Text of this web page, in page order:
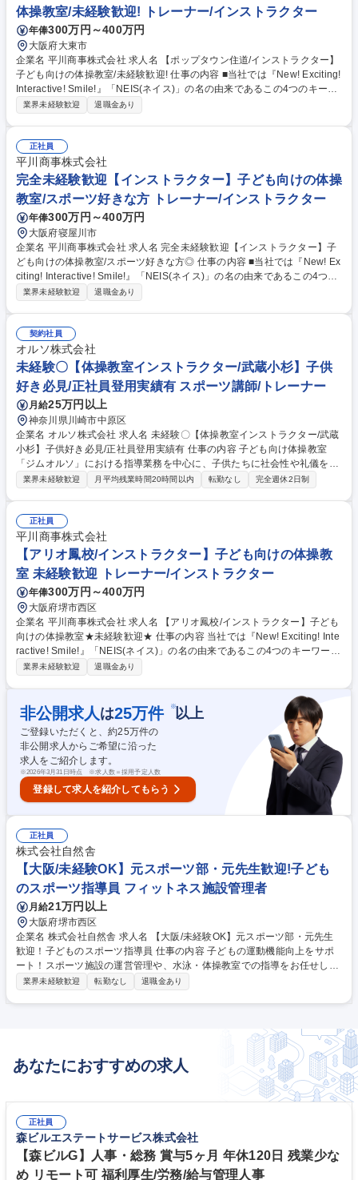
体操教室/未経験歓迎! トレーナー/インストラクター
年俸300万円～400万円
大阪府大東市
企業名 平川商事株式会社 求人名 【ポップタウン住道/インストラクター】
子ども向けの体操教室/未経験歓迎! 仕事の内容 ■当社では『New! Exciting!
Interactive! Smile!』「NEIS(ネイス)」の名の由来であるこの4つのキーワ
ードを合言葉に、心と体の健康作りのお手伝いをしております！ 【具体的
ンとした体操教室で、指導から教室運営まで幅広く活躍することができま
す。ネイス本部の研修プログラムがあるので、未経験の方でも無理なく業
務が覚えられる環境です。 募集職種 【ポップタウン住道/インストラクタ
ー】子ども向けの体操教室/未経験歓迎!
業界未経験歓迎 退職金あり
正社員
平川商事株式会社
完全未経験歓迎【インストラクター】子ども向けの体操
教室/スポーツ好きな方 トレーナー/インストラクター
年俸300万円～400万円
大阪府寝屋川市
企業名 平川商事株式会社 求人名 完全未経験歓迎【インストラクター】子
ども向けの体操教室/スポーツ好きな方◎ 仕事の内容 ■当社では『New! Ex
citing! Interactive! Smile!』「NEIS(ネイス)」の名の由来であるこの4つの
キーワードを合言葉に、心と体の健康作りのお手伝いをしております。
童をメインとした体操教室で、指導から教室運営まで幅広く活躍すること
ができます。ネイス本部の研修プログラムがあるので、未経験の方でも無
理なく業務が覚えられる環境です。 募集職種 完全未経験歓迎【インスト
ラクター】子ども向けの体操教室/スポーツ好きな方◎
業界未経験歓迎 退職金あり
契約社員
オルソ株式会社
未経験〇【体操教室インストラクター/武蔵小杉】子供
好き必見/正社員登用実績有 スポーツ講師/トレーナー
月給25万円以上
神奈川県川崎市中原区
企業名 オルソ株式会社 求人名 未経験〇【体操教室インストラクター/武蔵
小杉】子供好き必見/正社員登用実績有 仕事の内容 子ども向け体操教室
「ジムオルソ」における指導業務を中心に、子供たちに社会性や礼儀を伝
えるインストラクター業務をお任せします。インストラクター1名に対
など社会性の教育 ■保護者対応やコミュニケーション ■SNS発信やイベン
ト運営補助 【業務の流れ】出社後、事務作業やレッスン準備。お昼を休憩
を挟んで、午後からレッスン開始。1レッスン50分×4～5クラス（土日7～
8クラス）担当していただきます。レッスン終了後、ミーティングや掃除
などの閉店作業がございます。 募集職種 未経験〇【体操教室インストラ
クター/武蔵小杉】子供好き必見/正社員登用実績有
業界未経験歓迎 月平均残業時間20時間以内 転勤なし 完全週休2日制
正社員
平川商事株式会社
【アリオ鳳校/インストラクター】子ども向けの体操教
室 未経験歓迎 トレーナー/インストラクター
年俸300万円～400万円
大阪府堺市西区
企業名 平川商事株式会社 求人名 【アリオ鳳校/インストラクター】子ども
向けの体操教室★未経験歓迎★ 仕事の内容 当社では『New! Exciting! Inte
ractive! Smile!』「NEIS(ネイス)」の名の由来であるこの4つのキーワード
を合言葉に、心と体の健康作りのお手伝いをしております！ 【具体的に
営・管理 ■スタッフの管理や人材育成 ★幼児から小学生までの児童をメイ
ンとした体操教室で、指導から教室運営まで幅広く活躍することができま
す。ネイス本部の研修プログラムがあるので、未経験の方でも無理なく業
務が覚えられる環境です。 募集職種 【アリオ鳳校/インストラクター】子
ども向けの体操教室★未経験歓迎★
業界未経験歓迎 退職金あり
非公開求人 は25万件 ※以上
ご登録いただくと、約25万件の
非公開求人からご希望に沿った
求人をご紹介します。
※2026年3月31日時点 ※求人数＝採用予定人数
登録して求人を紹介してもらう
正社員
株式会社自然舎
【大阪/未経験OK】元スポーツ部・元先生歓迎!子ども
のスポーツ指導員 フィットネス施設管理者
月給21万円以上
大阪府堺市西区
企業名 株式会社自然舎 求人名 【大阪/未経験OK】元スポーツ部・元先生
歓迎！子どものスポーツ指導員 仕事の内容 子どもの運動機能向上をサポ
ート！スポーツ施設の運営管理や、水泳・体操教室での指導をお任せしま
す。体を動かしながら、子ども達の「できた！」を一緒に喜ぶ、やりがい
るよう補助も行います。一日中、体を動かすアクティブな業務です。 【業
生歓迎！子どものスポーツ指導員
業界未経験歓迎 転勤なし 退職金あり
あなたにおすすめの求人
正社員
森ビルエステートサービス株式会社
【森ビルG】人事・総務 賞与5ヶ月 年休120日 残業少な
め リモート可 福利厚生/労務/給与管理人事